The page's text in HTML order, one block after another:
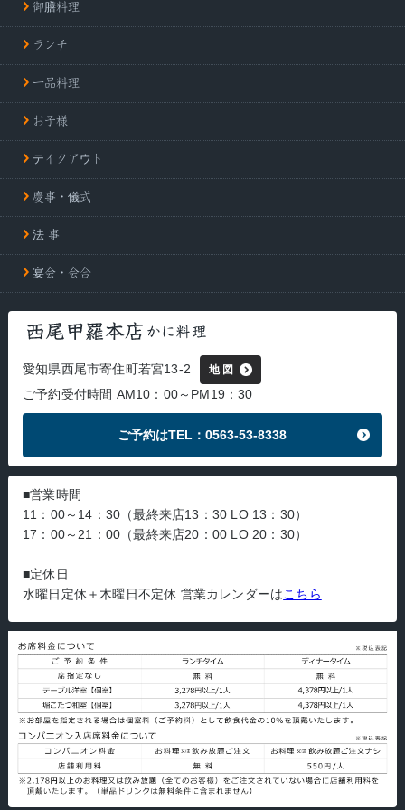
御膳料理
ランチ
一品料理
お子様
テイクアウト
慶事・儀式
法 事
宴会・会合
愛知県西尾市寄住町若宮13-2 地 図
ご予約受付時間 AM10：00～PM19：30
ご予約はTEL：0563-53-8338
■営業時間
11：00～14：30（最終来店13：30 LO 13：30）
17：00～21：00（最終来店20：00 LO 20：30）
■定休日
水曜日定休＋木曜日不定休 営業カレンダーはこちら